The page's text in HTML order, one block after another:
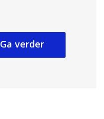
Ga verder